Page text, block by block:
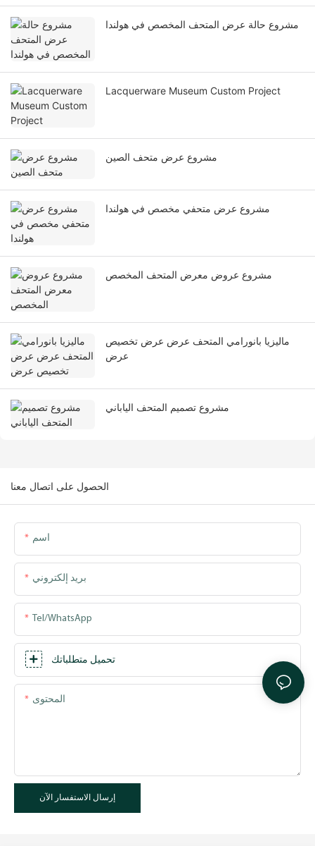
مشروع حالة عرض المتحف المخصص في هولندا
Lacquerware Museum Custom Project
مشروع عرض متحف الصين
مشروع عرض متحفي مخصص في هولندا
مشروع عروض معرض المتحف المخصص
ماليزيا بانورامي المتحف عرض عرض تخصيص
عرض
مشروع تصميم المتحف الياباني
الحصول على اتصال معنا
اسم
بريد إلكتروني
Tel/WhatsApp
تحميل متطلباتك
المحتوى
إرسال الاستفسار الآن